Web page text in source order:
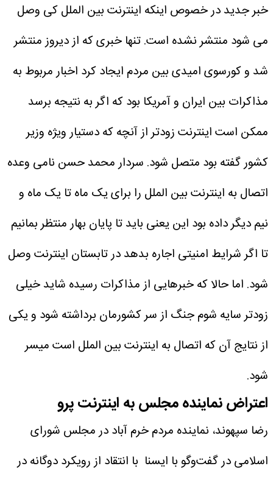
خبر جدید در خصوص اینکه اینترنت بین الملل کی وصل
می شود منتشر نشده است. تنها خبری که از دیروز منتشر
شد و کورسوی امیدی بین مردم ایجاد کرد اخبار مربوط به
مذاکرات بین ایران و آمریکا بود که اگر به نتیجه برسد
ممکن است اینترنت زودتر از آنچه که دستیار ویژه وزیر
کشور گفته بود متصل شود. سردار محمد حسن نامی وعده
اتصال به اینترنت بین الملل را برای یک ماه تا یک ماه و
نیم دیگر داده بود این یعنی باید تا پایان بهار منتظر بمانیم
تا اگر شرایط امنیتی اجاره بدهد در تابستان اینترنت وصل
شود. اما حالا که خبرهایی از مذاکرات رسیده شاید خیلی
زودتر سایه شوم جنگ از سر کشورمان برداشته شود و یکی
از نتایج آن که اتصال به اینترنت بین الملل است میسر
شود.
اعتراض نماینده مجلس به اینترنت پرو
رضا سپهوند، نماینده مردم خرم آباد در مجلس شورای
اسلامی در گفت‌وگو با ایسنا با انتقاد از رویکرد دوگانه در